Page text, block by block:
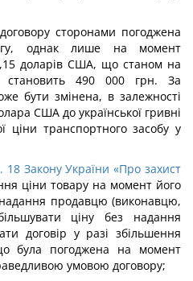
сторонами погоджена
однак лише на момент
доларів США, що станом на
становить 490 000 грн. За
бути змінена, в залежності
США до української гривні
ціни транспортного засобу у
18 Закону України «Про захист
ціни товару на момент його
продавцю (виконавцю,
ціну без надання
договір у разі збільшення
була погоджена на момент
умовою договору;